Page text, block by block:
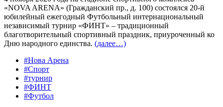
«NOVA ARENA» (Гражданский пр., д. 100) состоялся 20-й
юбилейный ежегодный Футбольный интернациональный
независимый турнир «ФИНТ» – традиционный
благотворительный спортивный праздник, приуроченный ко
Дню народного единства. (далее…)
#Нова Арена
#Спорт
#турнир
#ФИНТ
#Футбол